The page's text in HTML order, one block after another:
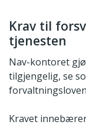
Krav til
tjenesten
Nav-kontoret
tilgjengelig, se
Kravet